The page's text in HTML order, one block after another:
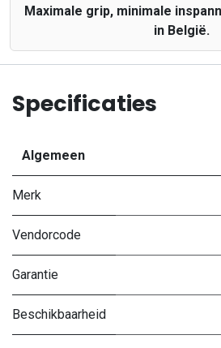
Maximale grip, minimale
in België.
Specificaties
Algemeen
Merk
Vendorcode
Garantie
Beschikbaarheid